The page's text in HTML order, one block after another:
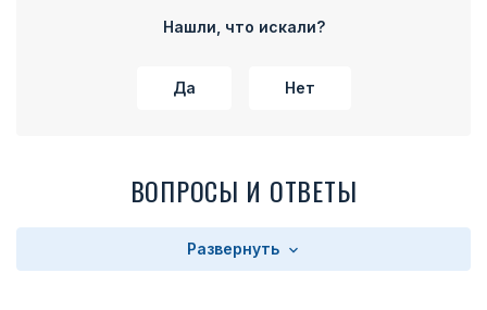
Нашли, что искали?
Да Нет
ВОПРОСЫ И ОТВЕТЫ
Развернуть